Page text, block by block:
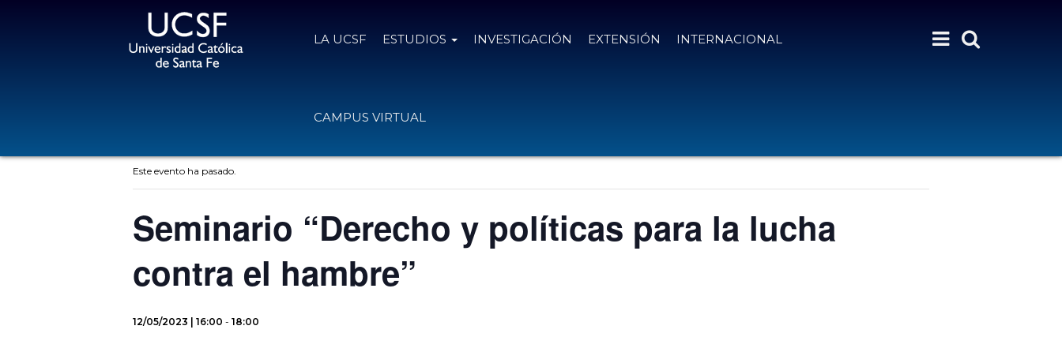
LA UCSF ESTUDIOS INVESTIGACIÓN EXTENSIÓN INTERNACIONAL
CAMPUS VIRTUAL
Este evento ha pasado.
Seminario “Derecho y políticas para la lucha
contra el hambre”
12/05/2023 | 16:00 - 18:00